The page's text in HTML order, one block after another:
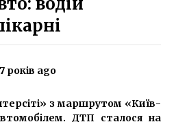
ago
протезування зубів та як воно
років ago
з маршрутом «Київ-
ДТП сталося на